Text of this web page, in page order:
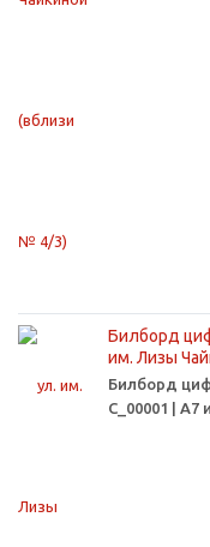
Билборд
им. Лизы
Билборд
С_00001 | А7